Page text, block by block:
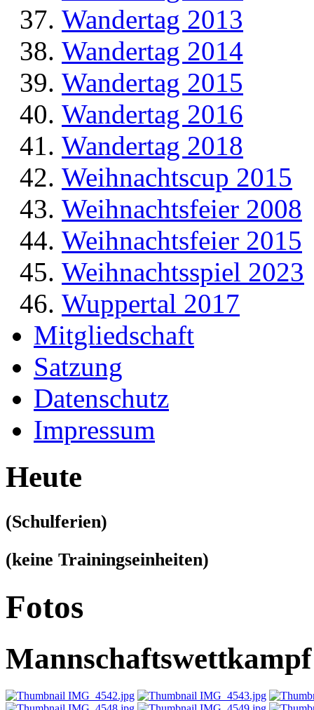
Wandertag 2013
Wandertag 2014
Wandertag 2015
Wandertag 2016
Wandertag 2018
Weihnachtscup 2015
Weihnachtsfeier 2008
Weihnachtsfeier 2015
Weihnachtsspiel 2023
Wuppertal 2017
Mitgliedschaft
Satzung
Datenschutz
Impressum
Heute
(Schulferien)
(keine Trainingseinheiten)
Fotos
Mannschaftswettkampf